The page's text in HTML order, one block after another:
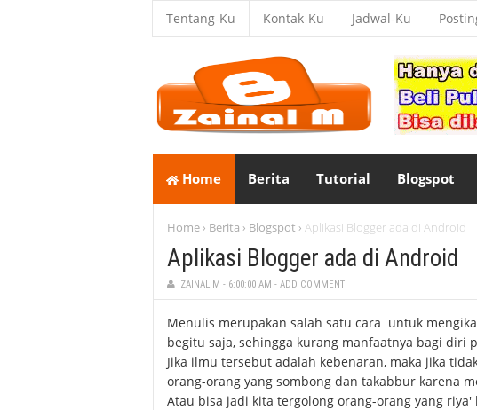
Tentang-Ku Kontak-Ku Jadwal-Ku
Home Berita Tutorial Blogspot
Home › Berita › Blogspot › Aplikasi Blogger ada di Android
Aplikasi Blogger ada di Android
ZAINAL M - 6:00:00 AM - ADD COMMENT
Menulis merupakan salah satu cara untuk
begitu saja, sehingga kurang manfaatnya bagi diri
Jika ilmu tersebut adalah kebenaran, maka jika
orang-orang yang sombong dan takabbur karena
Atau bisa jadi kita tergolong orang-orang yang